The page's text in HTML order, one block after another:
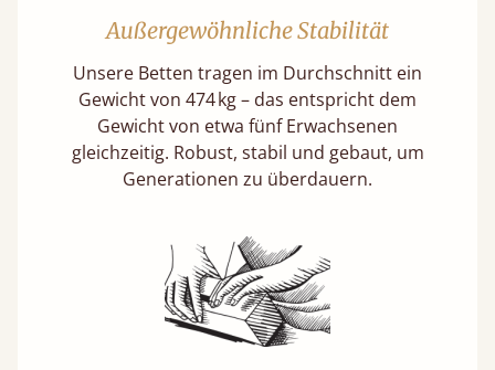
Außergewöhnliche Stabilität
Unsere Betten tragen im Durchschnitt ein
Gewicht von 474 kg – das entspricht dem
Gewicht von etwa fünf Erwachsenen
gleichzeitig. Robust, stabil und gebaut, um
Generationen zu überdauern.